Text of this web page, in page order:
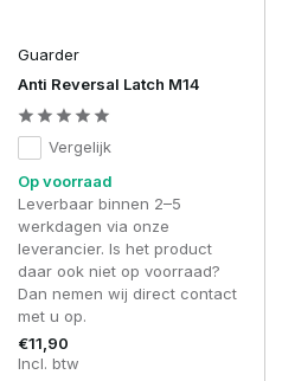
Guarder
Anti Reversal Latch M14
Vergelijk
Op voorraad
Leverbaar binnen 2–5
werkdagen via onze
leverancier. Is het product
daar ook niet op voorraad?
Dan nemen wij direct contact
met u op.
€11,90
Incl. btw